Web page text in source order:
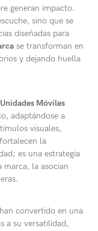
generan impacto.
sino que se
diseñadas para
se transforman en
y dejando huella
Unidades Móviles
adaptándose a
visuales,
la
es una estrategia
la asocian
convertido en una
a su versatilidad,